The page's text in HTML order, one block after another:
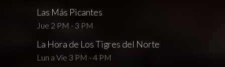
Las Más Picantes
Jue 2 PM - 3 PM
La Hora de Los Tigres del Norte
Lun a Vie 3 PM - 4 PM